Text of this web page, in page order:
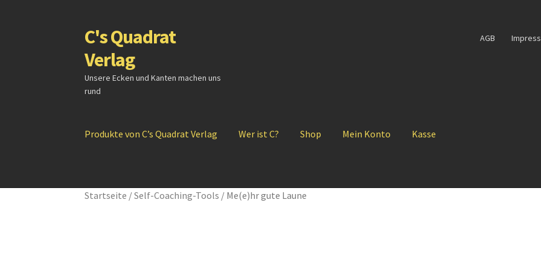
Zur
Navigation
springen
Zum
Inhalt
springen
C's Quadrat
Verlag
Unsere Ecken und Kanten machen uns
rund
AGB
Produkte von C’s Quadrat Verlag Wer ist C? Shop Mein Konto Kasse
Startseite /Self-Coaching-Tools / Me(e)hr gute Laune